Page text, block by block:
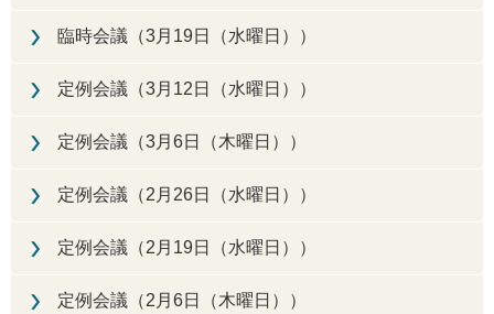
臨時会議（3月19日（水曜日））
定例会議（3月12日（水曜日））
定例会議（3月6日（木曜日））
定例会議（2月26日（水曜日））
定例会議（2月19日（水曜日））
定例会議（2月6日（木曜日））